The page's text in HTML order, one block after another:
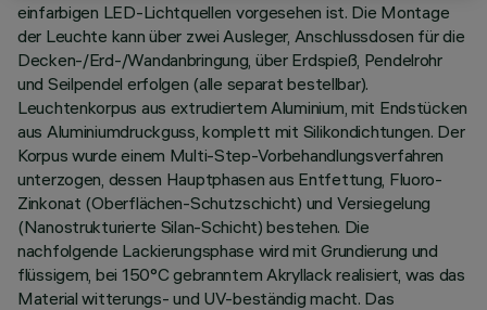
einfarbigen LED-Lichtquellen vorgesehen ist. Die Montage
der Leuchte kann über zwei Ausleger, Anschlussdosen für die
Decken-/Erd-/Wandanbringung, über Erdspieß, Pendelrohr
und Seilpendel erfolgen (alle separat bestellbar).
Leuchtenkorpus aus extrudiertem Aluminium, mit Endstücken
aus Aluminiumdruckguss, komplett mit Silikondichtungen. Der
Korpus wurde einem Multi-Step-Vorbehandlungsverfahren
unterzogen, dessen Hauptphasen aus Entfettung, Fluoro-
Zinkonat (Oberflächen-Schutzschicht) und Versiegelung
(Nanostrukturierte Silan-Schicht) bestehen. Die
nachfolgende Lackierungsphase wird mit Grundierung und
flüssigem, bei 150°C gebranntem Akryllack realisiert, was das
Material witterungs- und UV-beständig macht. Das